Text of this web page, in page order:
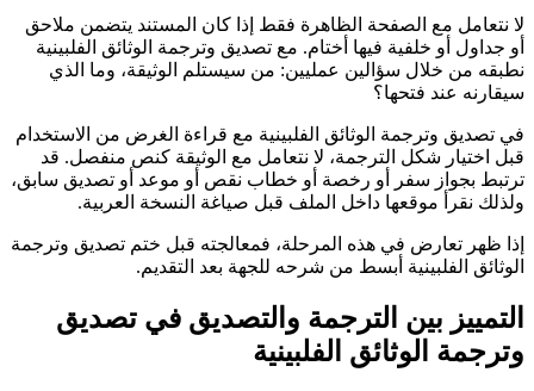
لا نتعامل مع الصفحة الظاهرة فقط إذا كان المستند يتضمن ملاحق
أو جداول أو خلفية فيها أختام. مع تصديق وترجمة الوثائق الفلبينية
نطبقه من خلال سؤالين عمليين: من سيستلم الوثيقة، وما الذي
سيقارنه عند فتحها؟
في تصديق وترجمة الوثائق الفلبينية مع قراءة الغرض من الاستخدام
قبل اختيار شكل الترجمة، لا نتعامل مع الوثيقة كنص منفصل. قد
ترتبط بجواز سفر أو رخصة أو خطاب نقص أو موعد أو تصديق سابق،
ولذلك نقرأ موقعها داخل الملف قبل صياغة النسخة العربية.
إذا ظهر تعارض في هذه المرحلة، فمعالجته قبل ختم تصديق وترجمة
الوثائق الفلبينية أبسط من شرحه للجهة بعد التقديم.
التمييز بين الترجمة والتصديق في تصديق
وترجمة الوثائق الفلبينية